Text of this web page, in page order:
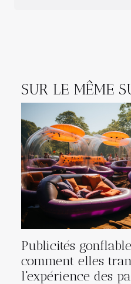
SUR LE MÊME
Publicités
comment elles
l'expérience des